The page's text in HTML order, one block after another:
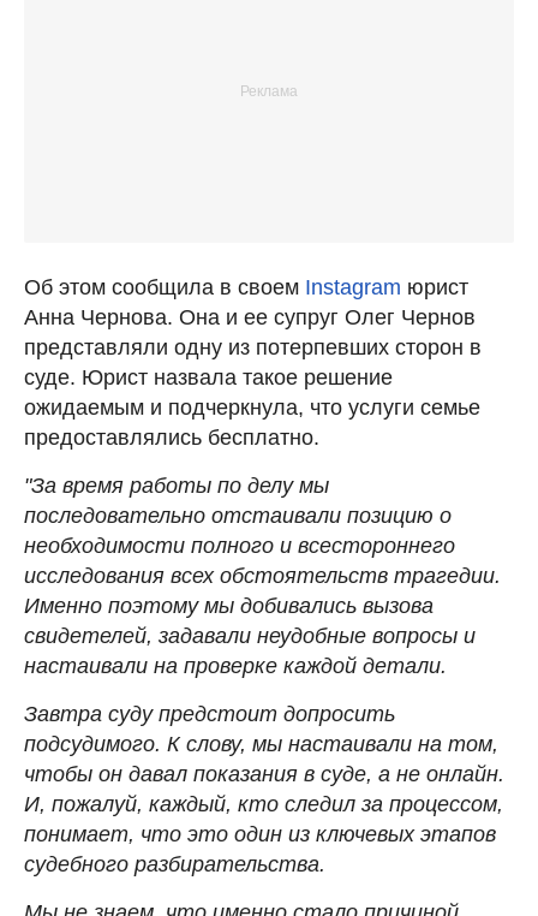
Об этом сообщила в своем Instagram юрист
Анна Чернова. Она и ее супруг Олег Чернов
представляли одну из потерпевших сторон в
суде. Юрист назвала такое решение
ожидаемым и подчеркнула, что услуги семье
предоставлялись бесплатно.
"За время работы по делу мы
последовательно отстаивали позицию о
необходимости полного и всестороннего
исследования всех обстоятельств трагедии.
Именно поэтому мы добивались вызова
свидетелей, задавали неудобные вопросы и
настаивали на проверке каждой детали.
Завтра суду предстоит допросить
подсудимого. К слову, мы настаивали на том,
чтобы он давал показания в суде, а не онлайн.
И, пожалуй, каждый, кто следил за процессом,
понимает, что это один из ключевых этапов
судебного разбирательства.